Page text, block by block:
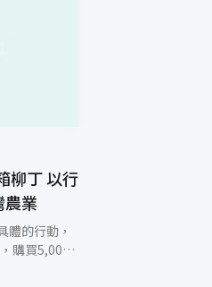
以行
台灣農業
體的行動，
購買5,000